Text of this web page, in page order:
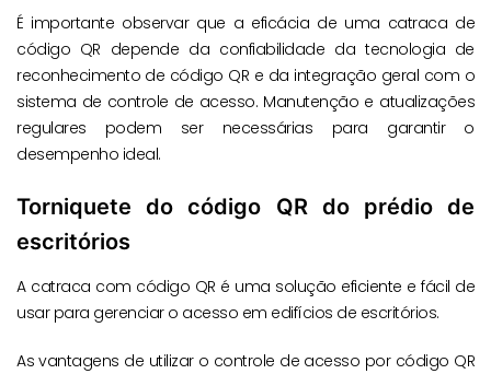
É importante observar que a eficácia de uma catraca de
código QR depende da confiabilidade da tecnologia de
reconhecimento de código QR e da integração geral com o
sistema de controle de acesso. Manutenção e atualizações
regulares podem ser necessárias para garantir o
desempenho ideal.
Torniquete do código QR do prédio de
escritórios
A catraca com código QR é uma solução eficiente e fácil de
usar para gerenciar o acesso em edifícios de escritórios.
As vantagens de utilizar o controle de acesso por código QR